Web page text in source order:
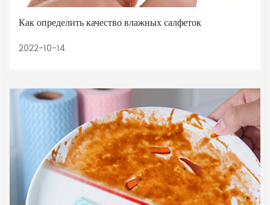
Как определить качество влажных салфеток
2022-10-14